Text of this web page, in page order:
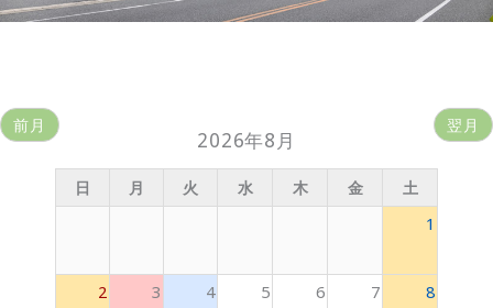
前月 翌月
2026年8月
日 月 火 水 木 金 土
1
2 3 4 5 6 7 8